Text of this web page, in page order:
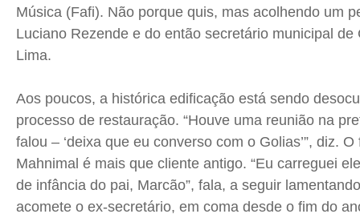
Música (Fafi). Não porque quis, mas acolhendo um
Luciano Rezende e do então secretário municipal de
Lima.
Aos poucos, a histórica edificação está sendo
processo de restauração. “Houve uma reunião na
falou – ‘deixa que eu converso com o Golias’”, diz.
Mahnimal é mais que cliente antigo. “Eu carreguei
de infância do pai, Marcão”, fala, a seguir
acomete o ex-secretário, em coma desde o fim do